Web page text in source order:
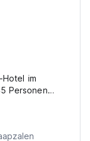
im
Personen